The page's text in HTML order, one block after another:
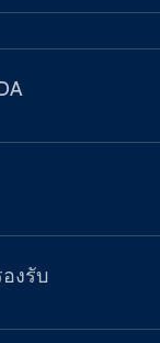
บรกเกอร์
ลาดสำหรับพันธมิตร
ป็นส่วนตัว
ย
งรับ